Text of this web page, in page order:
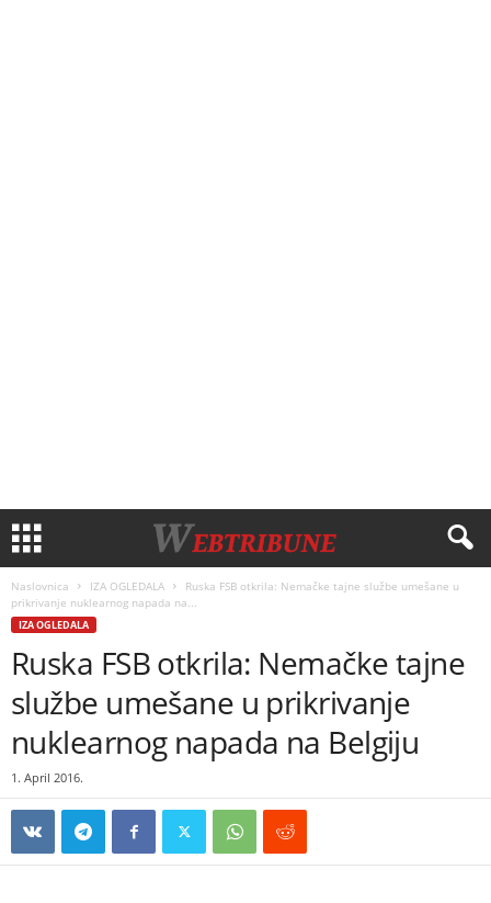
Naslovnica IZA OGLEDALA
Ruska FSB otkrila: Nemačke tajne službe umešane u
prikrivanje nuklearnog napada na...
IZA OGLEDALA
Ruska FSB otkrila: Nemačke tajne
službe umešane u prikrivanje
nuklearnog napada na Belgiju
1. April 2016.